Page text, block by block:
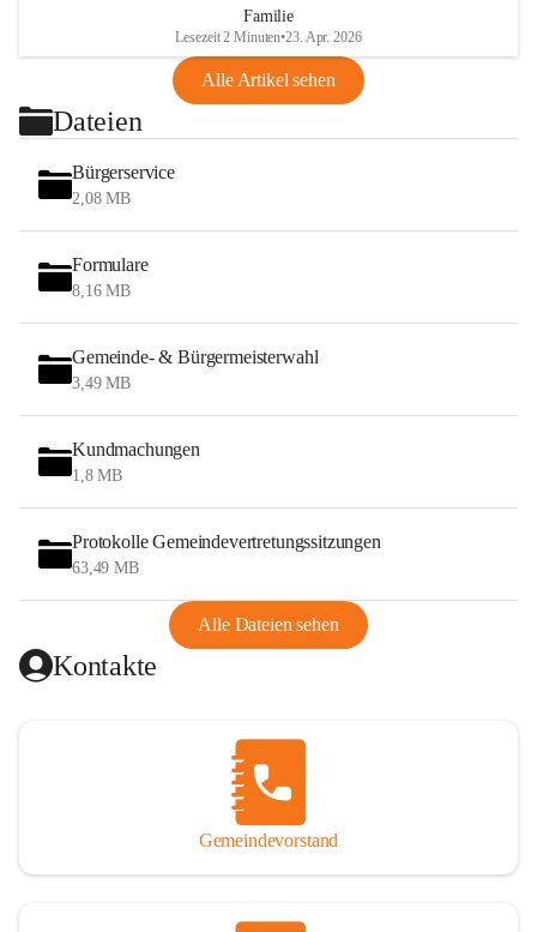
Familie
Lesezeit 2 Minuten•23. Apr. 2026
Alle Artikel sehen
Dateien
Bürgerservice
2,08 MB
Formulare
8,16 MB
Gemeinde- & Bürgermeisterwahl
3,49 MB
Kundmachungen
1,8 MB
Protokolle Gemeindevertretungssitzungen
63,49 MB
Alle Dateien sehen
Kontakte
Gemeindevorstand